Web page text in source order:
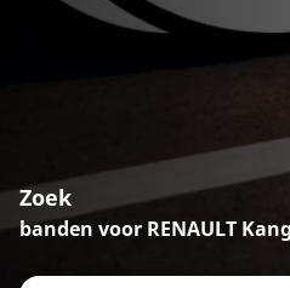
Zoek
banden voor RENAULT